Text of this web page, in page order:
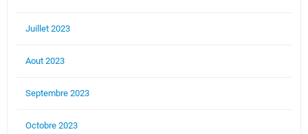
Juillet 2023
Aout 2023
Septembre 2023
Octobre 2023